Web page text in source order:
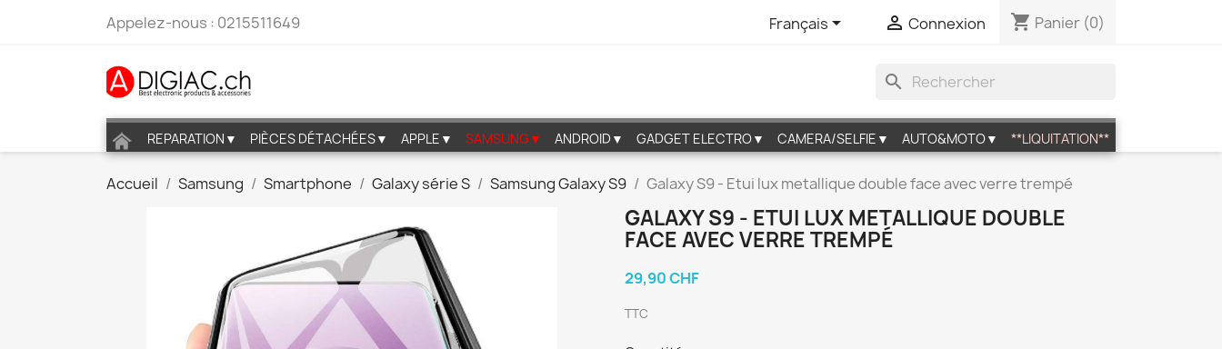
Appelez-nous : 0215511649 Français  Connexion shopping_cart Panier (0)
search
REPARATION▼ PIÈCES DÉTACHÉES▼ APPLE▼ SAMSUNG▼ ANDROID▼ GADGET ELECTRO▼ CAMERA/SELFIE▼ AUTO&MOTO▼ **LIQUITATION**
Accueil Samsung Smartphone Galaxy série S Samsung Galaxy S9 Galaxy S9 - Etui lux metallique double face avec verre trempé
GALAXY S9 - ETUI LUX METALLIQUE DOUBLE
FACE AVEC VERRE TREMPÉ
29,90 CHF
TTC